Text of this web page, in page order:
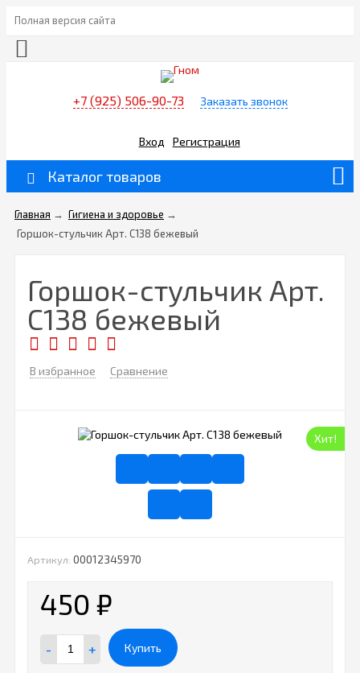
Полная версия сайта
+7 (925) 506-90-73 Заказать звонок
Вход Регистрация
Каталог товаров
Главная → Гигиена и здоровье →
Горшок-стульчик Арт. C138 бежевый
Горшок-стульчик Арт.
C138 бежевый
В избранное Сравнение
Хит!
Артикул: 00012345970
450 ₽
- + Купить